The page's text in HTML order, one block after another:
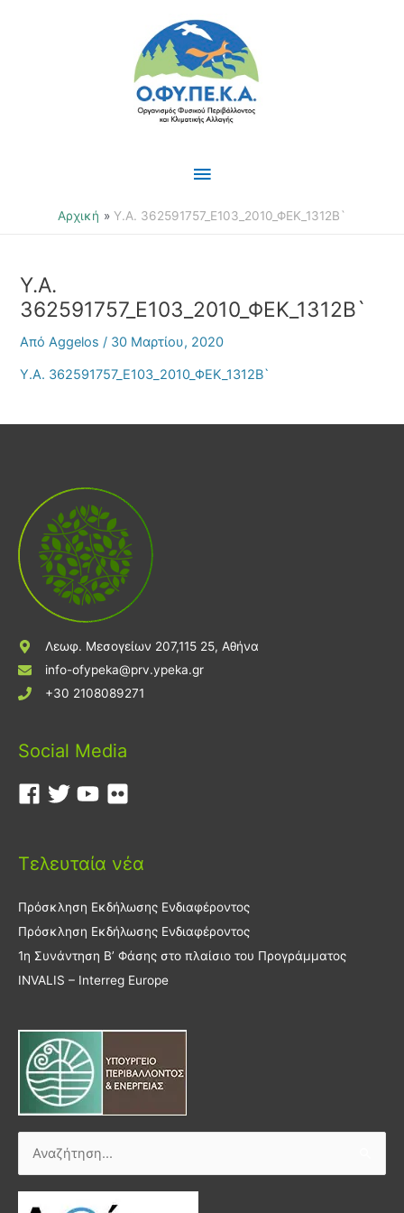
Κύριο
Μενού
Αρχική Υ.Α. 362591757_Ε103_2010_ΦΕΚ_1312Β`
Υ.Α.
362591757_Ε103_2010_ΦΕΚ_1312Β`
ΑπόAggelos/ 30 Μαρτίου, 2020
Υ.Α. 362591757_Ε103_2010_ΦΕΚ_1312Β`
Λεωφ. Μεσογείων 207,115 25, Αθήνα
info-ofypeka@prv.ypeka.gr
+30 2108089271
Social Media
Τελευταία νέα
Πρόσκληση Εκδήλωσης Ενδιαφέροντος
Πρόσκληση Εκδήλωσης Ενδιαφέροντος
1η Συνάντηση Β’ Φάσης στο πλαίσιο του Προγράμματος
INVALIS – Interreg Europe
Αναζήτηση